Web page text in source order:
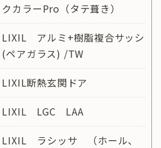
クカラーPro（タテ葺き）
LIXIL アルミ+樹脂複合サッシ
(ペアガラス) /TW
LIXIL断熱玄関ドア
LIXIL LGC LAA
LIXIL ラシッサ （ホール、